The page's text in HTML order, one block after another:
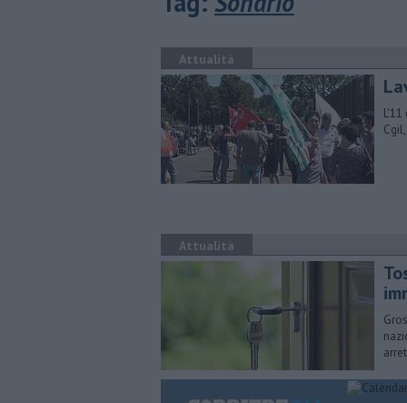
Attualità
Attualità